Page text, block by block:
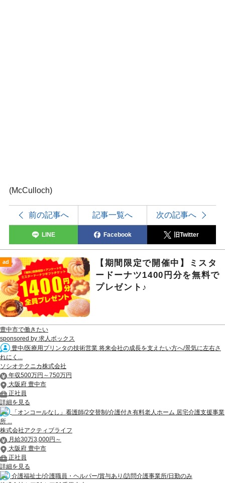
(McCulloch)
前の記事へ 記事一覧へ 次の記事へ
LINE Facebook 旧Twitter
ad
【期間限定で開催中】ミスタ
ードーナツ1400円分を無料で
プレゼント♪
豊中市で働きたい
sponsored by 求人ボックス
豊中/医療用プリンタの技術営業 将来会社の成長を支えたい方へ/景気に左右さ
れにく...
ソシオテクニカ株式会社
年収500万円～750万円
大阪府 豊中市
正社員
詳細を見る
「オンコールなし」看護師/2交替制/介護付き有料老人ホーム 居宅介護支援事業
所 ...
株式会社アクティブライフ
月給30万3,000円～
大阪府 豊中市
正社員
詳細を見る
介護福祉士/介護職員・ヘルパー/賞与あり/訪問介護事業所/日勤のみ